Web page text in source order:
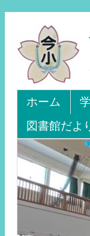
Tel 0980-
ホーム
図書館だよ